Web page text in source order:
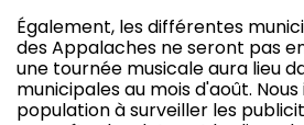
Également, les différentes
des Appalaches ne seront pas
une tournée musicale aura lieu
municipales au mois d'août.
population à surveiller les